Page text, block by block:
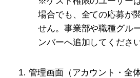
場合でも、全ての応募が
せん。事業部や職種グル
ンバーへ追加してください
管理画面（アカウント・全